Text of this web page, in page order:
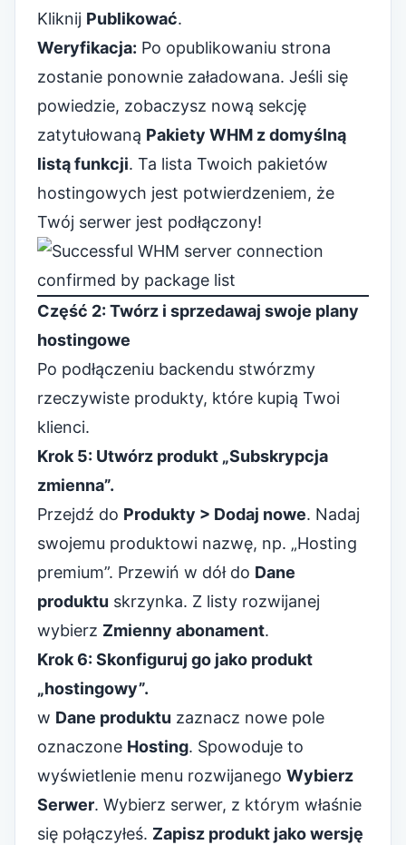
Kliknij Publikować.
Weryfikacja: Po opublikowaniu strona
zostanie ponownie załadowana. Jeśli się
powiedzie, zobaczysz nową sekcję
zatytułowaną Pakiety WHM z domyślną
listą funkcji. Ta lista Twoich pakietów
hostingowych jest potwierdzeniem, że
Twój serwer jest podłączony!
Część 2: Twórz i sprzedawaj swoje plany
hostingowe
Po podłączeniu backendu stwórzmy
rzeczywiste produkty, które kupią Twoi
klienci.
Krok 5: Utwórz produkt „Subskrypcja
zmienna”.
Przejdź do Produkty > Dodaj nowe. Nadaj
swojemu produktowi nazwę, np. „Hosting
premium”. Przewiń w dół do Dane
produktu skrzynka. Z listy rozwijanej
wybierz Zmienny abonament.
Krok 6: Skonfiguruj go jako produkt
„hostingowy”.
w Dane produktu zaznacz nowe pole
oznaczone Hosting. Spowoduje to
wyświetlenie menu rozwijanego Wybierz
Serwer. Wybierz serwer, z którym właśnie
się połączyłeś. Zapisz produkt jako wersję